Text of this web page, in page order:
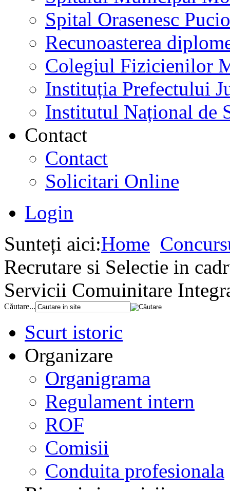
Spital Orasenesc
Recunoasterea
Colegiul Fizicienilor
Instituția Prefectului
Institutul Național de
Contact
Contact
Solicitari Online
Login
Sunteți aici:Home
Recrutare si Selectie in
Servicii Comuinitare
Căutare...
Scurt istoric
Organizare
Organigrama
Regulament intern
ROF
Comisii
Conduita profesionala